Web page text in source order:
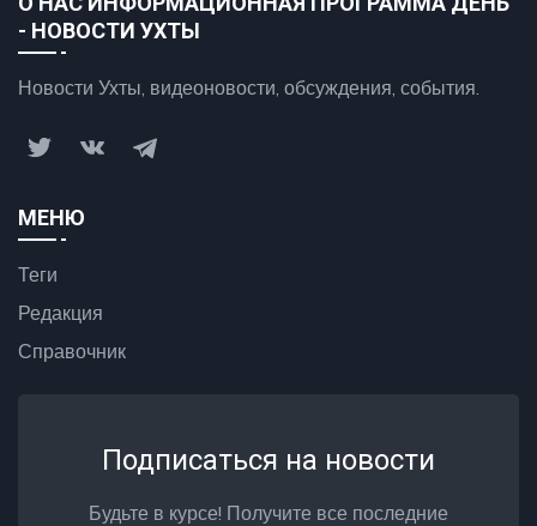
- НОВОСТИ УХТЫ
Новости Ухты, видеоновости, обсуждения, события.
МЕНЮ
Теги
Редакция
Справочник
Подписаться на новости
Будьте в курсе! Получите все последние